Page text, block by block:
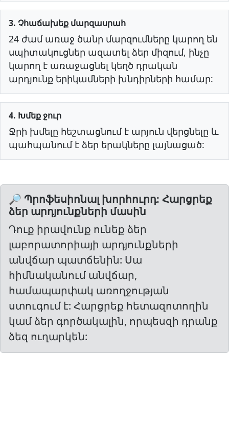
3. Չհաճախեք մարզասրահ
24 ժամ առաջ ծանր մարզումները կարող են
սպիտակուցներ ազատել ձեր միզում, ինչը
կարող է առաջացնել կեղծ դրական
արդյունք երիկամների խնդիրների համար:
4. Խմեք ջուր
Ջրի խմելը հեշտացնում է արյուն վերցնելը և
պահպանում է ձեր երակները լայնացած:
🔎 Պրոֆեսիոնալ խորհուրդ: Հարցրեք
ձեր արդյունքների մասին
Դուք իրավունք ունեք ձեր
լաբորատորիայի արդյունքների
անվճար պատճենին: Սա
հիմնականում անվճար,
համապարփակ առողջության
ստուգում է: Հարցրեք հետազոտողին
կամ ձեր գործակալին, որպեսզի դրանք
ձեզ ուղարկեն: